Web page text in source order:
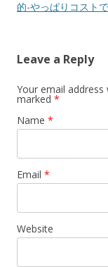
的-やっぱりコスト
Leave a Reply
Your email address
marked *
Name *
Email *
Website